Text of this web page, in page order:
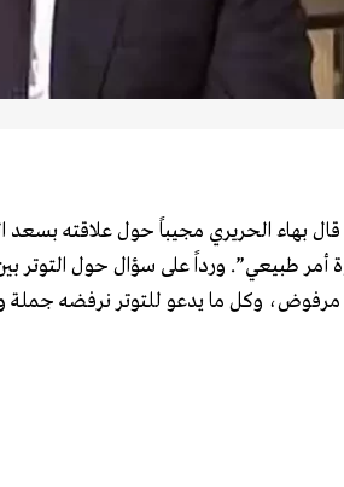
قال بهاء الحريري مجيباً حول علاقته
أمر طبيعي”. ورداً على سؤال حول التوتر
مرفوض، وكل ما يدعو للتوتر نرفضه جملة